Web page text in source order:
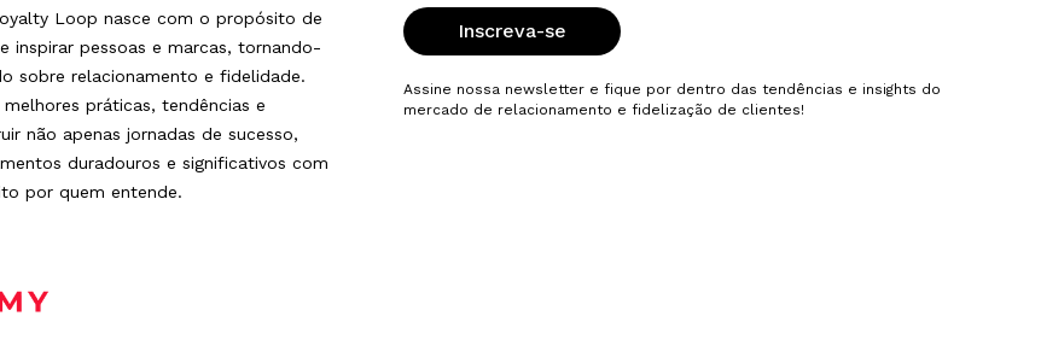
Loop nasce com o propósito de
inspirar pessoas e marcas, tornando-
sobre relacionamento e fidelidade.
práticas, tendências e
não apenas jornadas de sucesso,
duradouros e significativos com
por quem entende.
Inscreva-se
Assine nossa newsletter e fique por dentro das tendências e insights do
mercado de relacionamento e fidelização de clientes!